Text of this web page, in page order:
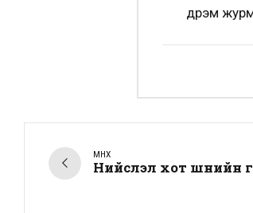
дүрэм
ӨМНӨХ
Нийслэл хот шөнийн